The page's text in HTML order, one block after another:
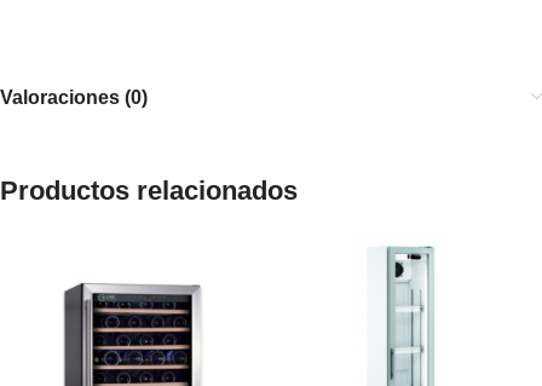
Valoraciones (0)
Productos relacionados